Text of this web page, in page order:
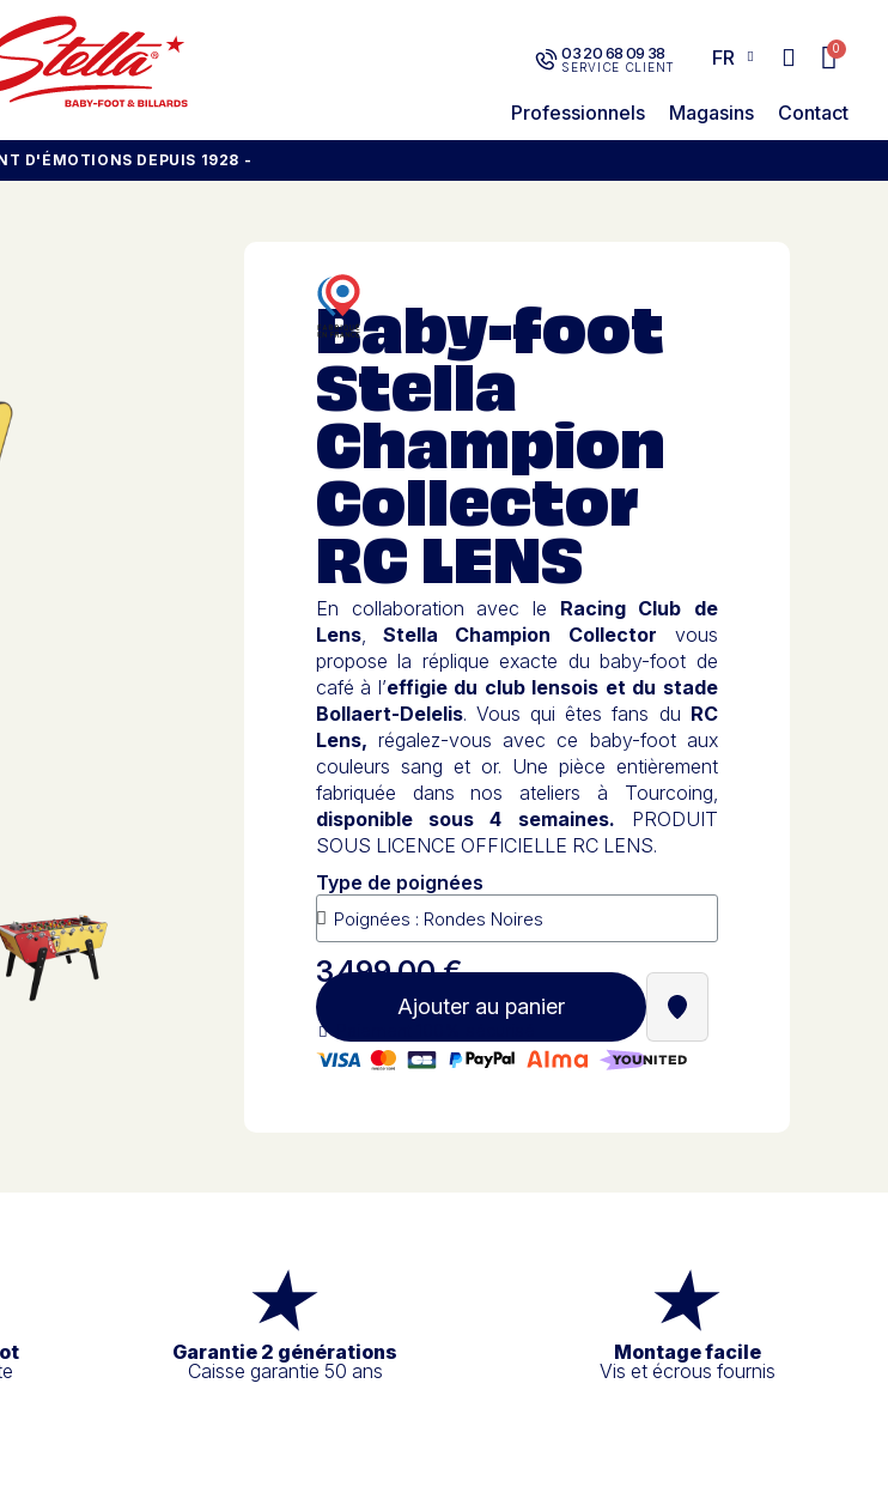
03 20 68 09 38
SERVICE CLIENT FR
Professionnels Magasins Contact
D'ÉMOTIONS DEPUIS 1928 -
Baby-foot
Stella
Champion
Collector
RC LENS
En collaboration avec le Racing Club de
Lens, Stella Champion Collector vous
propose la réplique exacte du baby-foot de
café à l’effigie du club lensois et du stade
Bollaert-Delelis. Vous qui êtes fans du RC
Lens, régalez-vous avec ce baby-foot aux
couleurs sang et or. Une pièce entièrement
fabriquée dans nos ateliers à Tourcoing,
disponible sous 4 semaines. PRODUIT
SOUS LICENCE OFFICIELLE RC LENS.
Type de poignées
3 499,00 €
Ajouter au panier Trouver un revendeur
Paiement 100% sécurisé
Garantie 2 générations
Caisse garantie 50 ans
Montage facile
Vis et écrous fournis